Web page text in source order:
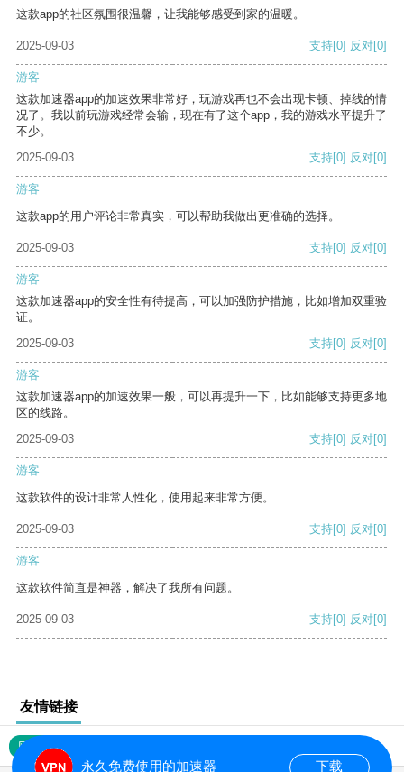
这款app的社区氛围很温馨，让我能够感受到家的温暖。
2025-09-03 支持[0] 反对[0]
游客
这款加速器app的加速效果非常好，玩游戏再也不会出现卡顿、掉线的情
况了。我以前玩游戏经常会输，现在有了这个app，我的游戏水平提升了
不少。
2025-09-03
支持[0] 反对[0]
游客
这款app的用户评论非常真实，可以帮助我做出更准确的选择。
2025-09-03 支持[0] 反对[0]
游客
这款加速器app的安全性有待提高，可以加强防护措施，比如增加双重验
证。
2025-09-03
支持[0] 反对[0]
游客
这款加速器app的加速效果一般，可以再提升一下，比如能够支持更多地
区的线路。
2025-09-03
支持[0] 反对[0]
游客
这款软件的设计非常人性化，使用起来非常方便。
2025-09-03 支持[0] 反对[0]
游客
这款软件简直是神器，解决了我所有问题。
2025-09-03 支持[0] 反对[0]
友情链接
网站地图
永久免费使用的加速器 下载